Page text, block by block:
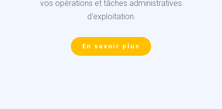
vos opérations et tâches administratives
d’exploitation.
En savoir plus